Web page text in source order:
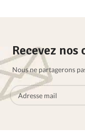
Recevez
Nous ne partagerons